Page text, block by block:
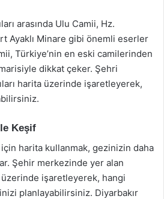
arasında Ulu Camii, Hz.
Ayaklı Minare gibi önemli eserler
Türkiye’nin en eski camilerinden
dikkat çeker. Şehri
harita üzerinde işaretleyerek,
Keşif
için harita kullanmak, gezinizin daha
Şehir merkezinde yer alan
işaretleyerek, hangi
planlayabilirsiniz. Diyarbakır